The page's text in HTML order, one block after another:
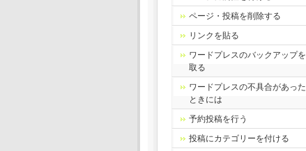
ページ・投稿を削除する
リンクを貼る
ワードプレスのバックアップを
取る
ワードプレスの不具合があった
ときには
予約投稿を行う
投稿にカテゴリーを付ける